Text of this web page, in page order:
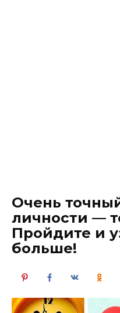
Очень
личности —
Пройдите и
больше!